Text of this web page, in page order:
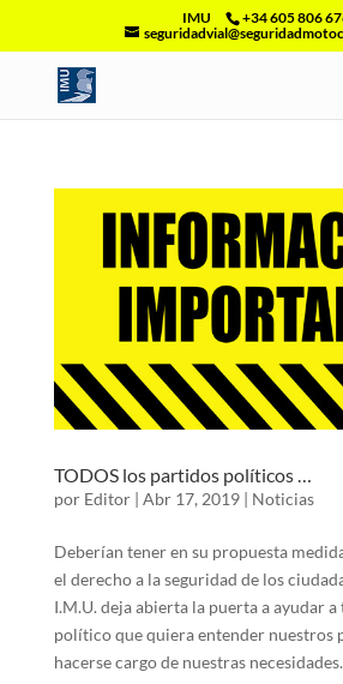
IMU
+34 605 806
TODOS los partidos políticos …
por Editor| Abr 17, 2019| Noticias
Deberían tener en su propuesta
el derecho a la seguridad de los
I.M.U. deja abierta la puerta a ayudar
político que quiera entender nuestros
hacerse cargo de nuestras